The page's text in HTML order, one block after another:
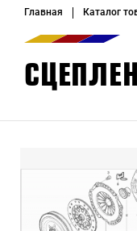
Главная Каталог